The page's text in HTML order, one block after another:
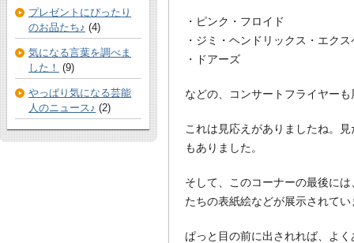
・ピンク・フロイド
・ジミ・ヘンドリックス・エク
・ドアーズ
などの、コンサートフライヤー
これは見応えがありましたね。
もありました。
そして、このコーナーの最後に
たちの表紙絵などが展示されて
ぱっと目の前に出されれば、よ
プレゼントにぴったり
のお品たち♪ (4)
気になる言葉を調べま
した！ (9)
やっぱり気になる芸能
人のニュース♪ (2)